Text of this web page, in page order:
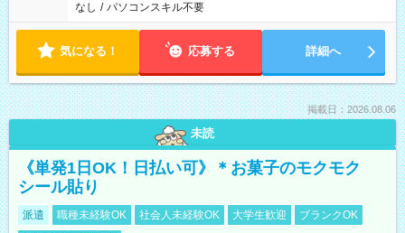
なし / パソコンスキル不要
気になる！ 応募する 詳細へ
掲載日：2026.08.06
未読
《単発1日OK！日払い可》＊お菓子のモクモク
シール貼り
派遣 職種未経験OK 社会人未経験OK 大学生歓迎
ブランクOK